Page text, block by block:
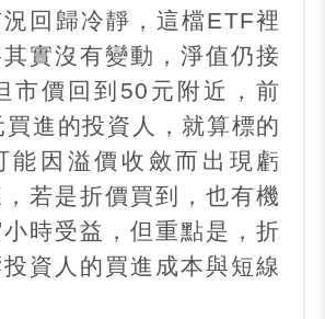
回歸冷靜，這檔ETF裡
實沒有變動，淨值仍接
市價回到 50 元附近，前
買進的投資人，就算標的
能因溢價收斂而出現虧
若是折價買到，也有機
時受益，但重點是，折
資人的買進成本與短線